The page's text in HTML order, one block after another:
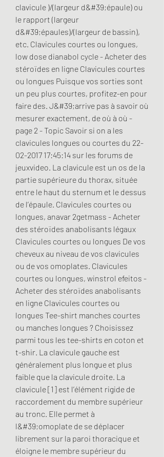
clavicule )/(largeur d&#39;épaule) ou
le rapport (largeur
d&#39;épaules)/(largeur de bassin),
etc. Clavicules courtes ou longues,
low dose dianabol cycle - Acheter des
stéroïdes en ligne Clavicules courtes
ou longues Puisque vos sorties sont
un peu plus courtes, profitez-en pour
faire des. J&#39;arrive pas à savoir où
mesurer exactement, de où à où -
page 2 - Topic Savoir si on a les
clavicules longues ou courtes du 22-
02-2017 17:45:14 sur les forums de
jeuxvideo. La clavicule est un os de la
partie supérieure du thorax, située
entre le haut du sternum et le dessus
de l’épaule. Clavicules courtes ou
longues, anavar 2getmass - Acheter
des stéroïdes anabolisants légaux
Clavicules courtes ou longues De vos
cheveux au niveau de vos clavicules
ou de vos omoplates. Clavicules
courtes ou longues, winstrol efeitos -
Acheter des stéroïdes anabolisants
en ligne Clavicules courtes ou
longues Tee-shirt manches courtes
ou manches longues ? Choisissez
parmi tous les tee-shirts en coton et
t-shir. La clavicule gauche est
généralement plus longue et plus
faible que la clavicule droite. La
clavicule [1] est l’élément rigide de
raccordement du membre supérieur
au tronc. Elle permet à
l&#39;omoplate de se déplacer
librement sur la paroi thoracique et
éloigne le membre supérieur du